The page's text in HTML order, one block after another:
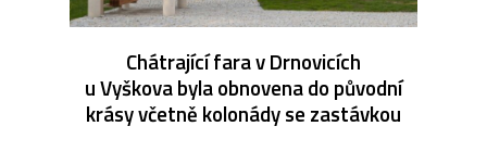
Chátrající fara v Drnovicích
u Vyškova byla obnovena do původní
krásy včetně kolonády se zastávkou